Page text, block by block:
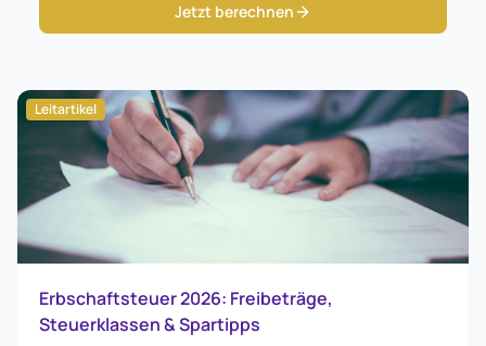
Jetzt berechnen
Leitartikel
Erbschaftsteuer 2026: Freibeträge,
Steuerklassen & Spartipps